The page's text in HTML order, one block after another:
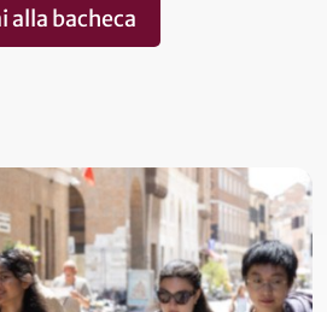
alla bacheca